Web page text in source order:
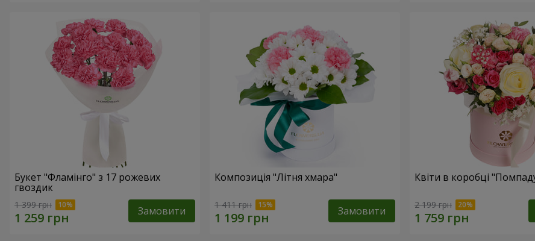
Букет "Фламінго" з 17 рожевих
гвоздик
1 399 грн Замовити
Композиція "Літня хмара"
1 411 грн Замовити
Квіти в коробці
2 199 грн